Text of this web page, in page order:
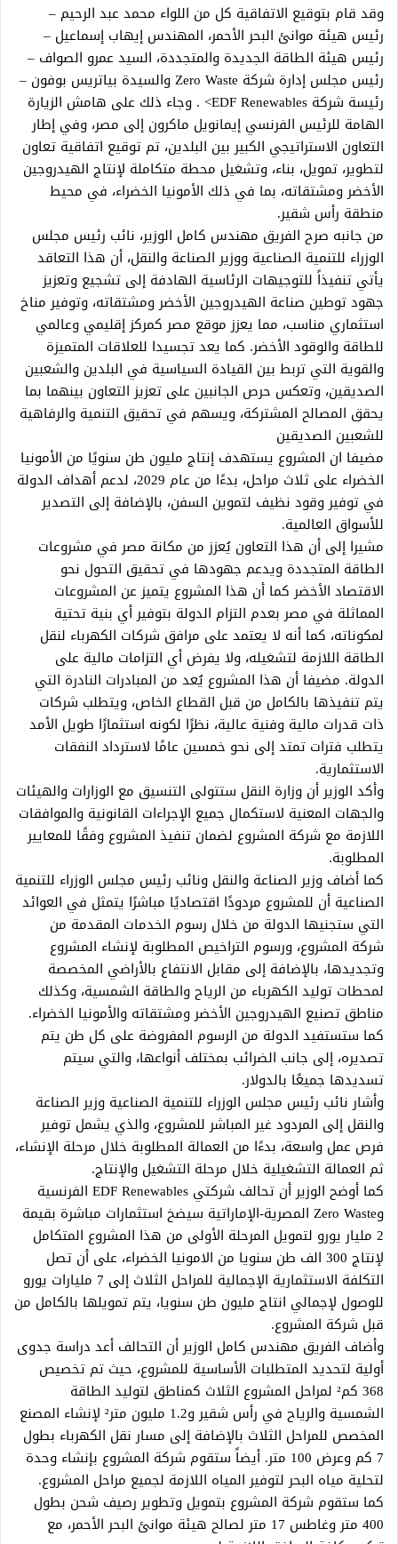
وقد قام بتوقيع الاتفاقية كل من اللواء محمد عبد الرحيم –
رئيس هيئة موانئ البحر الأحمر، المهندس إيهاب إسماعيل –
رئيس هيئة الطاقة الجديدة والمتجددة، السيد عمرو الصواف –
رئيس مجلس إدارة شركة Zero Waste والسيدة بياتريس بوفون –
رئيسة شركة EDF Renewables> . وجاء ذلك على هامش الزيارة
الهامة للرئيس الفرنسي إيمانويل ماكرون إلى مصر، وفي إطار
التعاون الاستراتيجي الكبير بين البلدين، تم توقيع اتفاقية تعاون
لتطوير، تمويل، بناء، وتشغيل محطة متكاملة لإنتاج الهيدروجين
الأخضر ومشتقاته، بما في ذلك الأمونيا الخضراء، في محيط
منطقة رأس شقير.
من جانبه صرح الفريق مهندس كامل الوزير، نائب رئيس مجلس
الوزراء للتنمية الصناعية ووزير الصناعة والنقل، أن هذا التعاقد
يأتي تنفيذاً للتوجيهات الرئاسية الهادفة إلى تشجيع وتعزيز
جهود توطين صناعة الهيدروجين الأخضر ومشتقاته، وتوفير مناخ
استثماري مناسب، مما يعزز موقع مصر كمركز إقليمي وعالمي
للطاقة والوقود الأخضر. كما يعد تجسيدا للعلاقات المتميزة
والقوية التي تربط بين القيادة السياسية في البلدين والشعبين
الصديقين، وتعكس حرص الجانبين على تعزيز التعاون بينهما بما
يحقق المصالح المشتركة، ويسهم في تحقيق التنمية والرفاهية
للشعبين الصديقين
مضيفا ان المشروع يستهدف إنتاج مليون طن سنويًا من الأمونيا
الخضراء على ثلاث مراحل، بدءًا من عام 2029، لدعم أهداف الدولة
في توفير وقود نظيف لتموين السفن، بالإضافة إلى التصدير
للأسواق العالمية.
مشيرا إلى أن هذا التعاون يُعزز من مكانة مصر في مشروعات
الطاقة المتجددة ويدعم جهودها في تحقيق التحول نحو
الاقتصاد الأخضر كما أن هذا المشروع يتميز عن المشروعات
المماثلة في مصر بعدم التزام الدولة بتوفير أي بنية تحتية
لمكوناته، كما أنه لا يعتمد على مرافق شركات الكهرباء لنقل
الطاقة اللازمة لتشغيله، ولا يفرض أي التزامات مالية على
الدولة. مضيفا أن هذا المشروع يُعد من المبادرات النادرة التي
يتم تنفيذها بالكامل من قبل القطاع الخاص، ويتطلب شركات
ذات قدرات مالية وفنية عالية، نظرًا لكونه استثمارًا طويل الأمد
يتطلب فترات تمتد إلى نحو خمسين عامًا لاسترداد النفقات
الاستثمارية.
وأكد الوزير أن وزارة النقل ستتولى التنسيق مع الوزارات والهيئات
والجهات المعنية لاستكمال جميع الإجراءات القانونية والموافقات
اللازمة مع شركة المشروع لضمان تنفيذ المشروع وفقًا للمعايير
المطلوبة.
كما أضاف وزير الصناعة والنقل ونائب رئيس مجلس الوزراء للتنمية
الصناعية أن للمشروع مردودًا اقتصاديًا مباشرًا يتمثل في العوائد
التي ستجنيها الدولة من خلال رسوم الخدمات المقدمة من
شركة المشروع، ورسوم التراخيص المطلوبة لإنشاء المشروع
وتجديدها، بالإضافة إلى مقابل الانتفاع بالأراضي المخصصة
لمحطات توليد الكهرباء من الرياح والطاقة الشمسية، وكذلك
مناطق تصنيع الهيدروجين الأخضر ومشتقاته والأمونيا الخضراء.
كما ستستفيد الدولة من الرسوم المفروضة على كل طن يتم
تصديره، إلى جانب الضرائب بمختلف أنواعها، والتي سيتم
تسديدها جميعًا بالدولار.
وأشار نائب رئيس مجلس الوزراء للتنمية الصناعية وزير الصناعة
والنقل إلى المردود غير المباشر للمشروع، والذي يشمل توفير
فرص عمل واسعة، بدءًا من العمالة المطلوبة خلال مرحلة الإنشاء،
ثم العمالة التشغيلية خلال مرحلة التشغيل والإنتاج.
كما أوضح الوزير أن تحالف شركتي EDF Renewables الفرنسية
وZero Waste المصرية-الإماراتية سيضخ استثمارات مباشرة بقيمة
2 مليار يورو لتمويل المرحلة الأولى من هذا المشروع المتكامل
لإنتاج 300 الف طن سنويا من الامونيا الخضراء، على أن تصل
التكلفة الاستثمارية الإجمالية للمراحل الثلاث إلى 7 مليارات يورو
للوصول لإجمالي انتاج مليون طن سنويا، يتم تمويلها بالكامل من
قبل شركة المشروع.
وأضاف الفريق مهندس كامل الوزير أن التحالف أعد دراسة جدوى
أولية لتحديد المتطلبات الأساسية للمشروع، حيث تم تخصيص
368 كم² لمراحل المشروع الثلاث كمناطق لتوليد الطاقة
الشمسية والرياح في رأس شقير و1.2 مليون متر² لإنشاء المصنع
المخصص للمراحل الثلاث بالإضافة إلى مسار نقل الكهرباء بطول
7 كم وعرض 100 متر. أيضاً ستقوم شركة المشروع بإنشاء وحدة
لتحلية مياه البحر لتوفير المياه اللازمة لجميع مراحل المشروع.
كما ستقوم شركة المشروع بتمويل وتطوير رصيف شحن بطول
400 متر وغاطس 17 متر لصالح هيئة موانئ البحر الأحمر، مع